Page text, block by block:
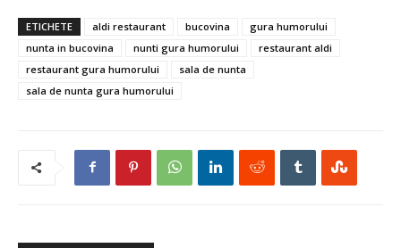
ETICHETE aldi restaurant bucovina
gura humorului
nunta in bucovina
nunti gura humorului
restaurant aldi
restaurant gura humorului
sala de nunta
sala de nunta gura humorului